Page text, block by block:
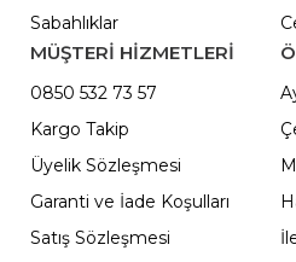
Sabahlıklar
MÜŞTERİ HİZMETLERİ
0850 532 73 57
Kargo Takip
Üyelik Sözleşmesi
Garanti ve İade Koşulları
Satış Sözleşmesi